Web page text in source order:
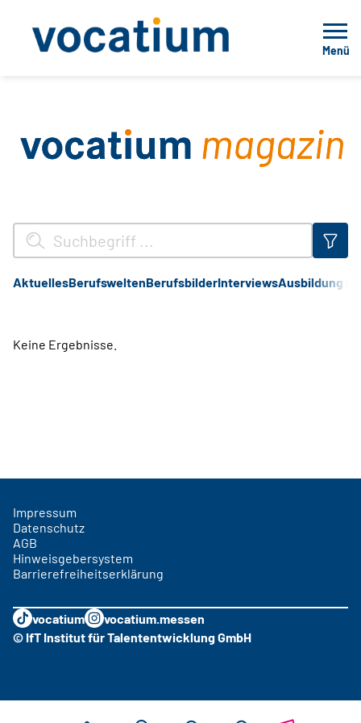
Menü
AktuellesBerufsweltenBerufsbilderInterviewsAusbildung
Keine Ergebnisse.
Impressum
Datenschutz
AGB
Hinweisgebersystem
Barrierefreiheitserklärung
vocatium
vocatium.messen
© IfT Institut für Talententwicklung GmbH